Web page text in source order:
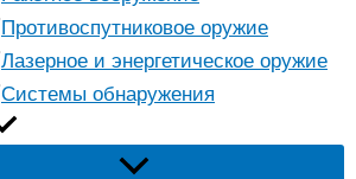
Противоспутниковое оружие
Лазерное и энергетическое оружие
Системы обнаружения